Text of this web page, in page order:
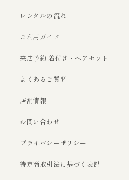
レンタルの流れ
ご利用ガイド
来店予約 着付け・ヘアセット
よくあるご質問
店舗情報
お問い合わせ
プライバシーポリシー
特定商取引法に基づく表記